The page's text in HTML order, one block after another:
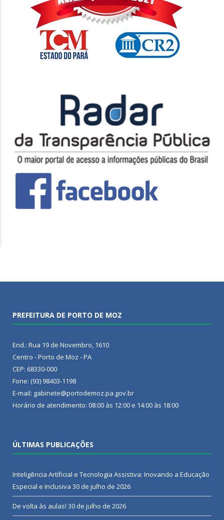
PREFEITURA DE PORTO DE MOZ
End.: Rua 19 de Novembro, 1610
Centro - Porto de Moz - PA
CEP: 68330-000
Fone: (93) 98403-1198
E-mail: gabinete@portodemoz.pa.gov.br
Horário de atendimento: 08:00 às 12:00 e 14:00 às 18:00
ÚLTIMAS PUBLICAÇÕES
Inteligência Artificial e Tecnologia Assistiva: Inovando a Educação
Especial e Inclusiva 30 de julho de 2026
De volta às aulas! 30 de julho de 2026